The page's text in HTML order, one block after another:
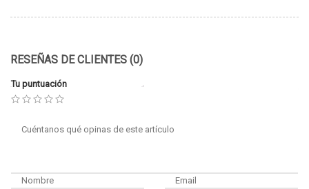
RESEÑAS DE CLIENTES (0)
Tu puntuación